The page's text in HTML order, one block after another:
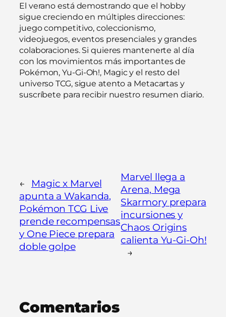
El verano está demostrando que el hobby
sigue creciendo en múltiples direcciones:
juego competitivo, coleccionismo,
videojuegos, eventos presenciales y grandes
colaboraciones. Si quieres mantenerte al día
con los movimientos más importantes de
Pokémon, Yu-Gi-Oh!, Magic y el resto del
universo TCG, sigue atento a Metacartas y
suscríbete para recibir nuestro resumen diario.
←
Magic x Marvel
apunta a Wakanda,
Pokémon TCG Live
prende recompensas
y One Piece prepara
doble golpe
Marvel llega a
Arena, Mega
Skarmory prepara
incursiones y
Chaos Origins
calienta Yu-Gi-Oh!
→
Comentarios